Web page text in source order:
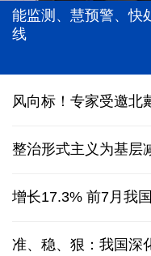
能监测、慧预警、快
线
风向标！专家受邀北
整治形式主义为基层
增长17.3% 前7月我
准、稳、狠：我国深